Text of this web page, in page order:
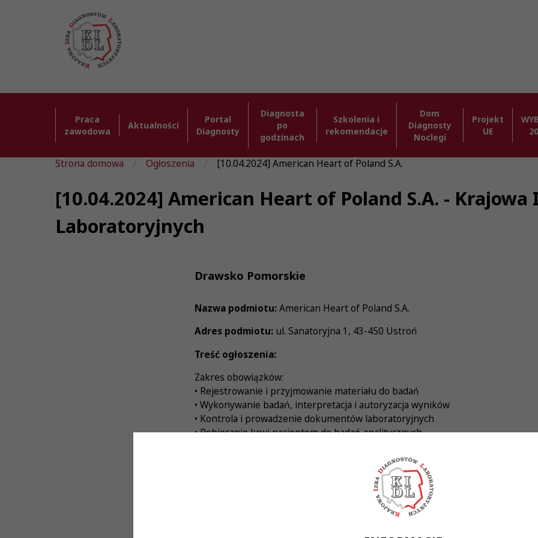
Praca
zawodowa
Aktualności
Portal
Diagnosty
Diagnosta
po
godzinach
Szkolenia i
rekomendacje
Dom
Diagnosty
Noclegi
Projekt
UE
Strona domowa Ogłoszenia [10.04.2024] American Heart of Poland S.A.
[10.04.2024] American Heart of Poland S.A. -
Laboratoryjnych
Drawsko Pomorskie
Nazwa podmiotu:American Heart of Poland S.A.
Adres podmiotu:ul. Sanatoryjna 1, 43-450 Ustroń
Treść ogłoszenia:
Zakres obowiązków:
• Rejestrowanie i przyjmowanie materiału do badań
• Wykonywanie badań, interpretacja i autoryzacja wyników
• Kontrola i prowadzenie dokumentów laboratoryjnych
• Pobieranie krwi pacjentom do badań analitycznych
• Aktualne prawo wykonywania zawodu diagnosty laboratoryjnego lub w
• Doskonała organizacja pracy i chęć ciągłego rozwoju zawodowego